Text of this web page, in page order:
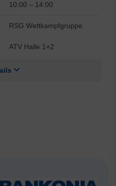
10:00 – 14:00
RSG Wettkampfgruppe
ATV Halle 1+2